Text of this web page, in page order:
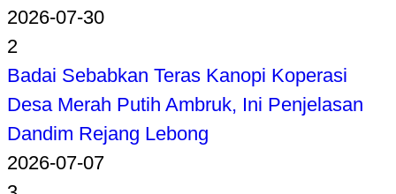
2026-07-30
2
Badai Sebabkan Teras Kanopi Koperasi
Desa Merah Putih Ambruk, Ini Penjelasan
Dandim Rejang Lebong
2026-07-07